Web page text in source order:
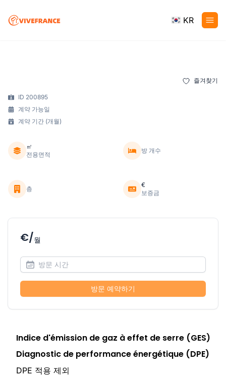
KR
즐겨찾기
ID 200895
계약 가능일
계약 기간 (개월)
㎡
전용면적
방 개수
층
€
보증금
€/월
방문 예약하기
Indice d'émission de gaz à effet de serre (GES)
Diagnostic de performance énergétique (DPE)
DPE 적용 제외